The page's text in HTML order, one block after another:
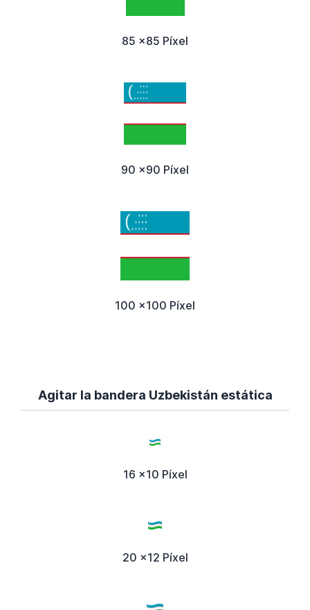
85 x85 Píxel
90 x90 Píxel
100 x100 Píxel
Agitar la bandera Uzbekistán estática
16 x10 Píxel
20 x12 Píxel